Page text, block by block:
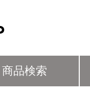
商品検索